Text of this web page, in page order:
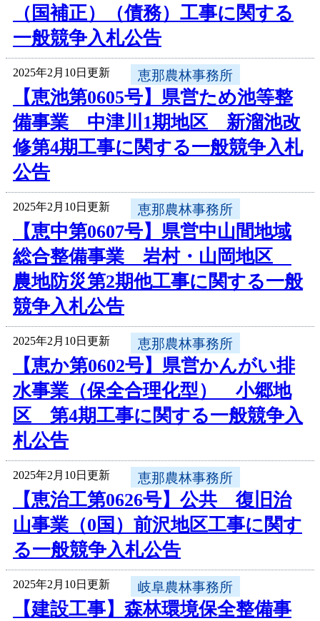
（国補正）（債務）工事に関する
一般競争入札公告
2025年2月10日更新 恵那農林事務所
【恵池第0605号】県営ため池等整
備事業 中津川1期地区 新溜池改
修第4期工事に関する一般競争入札
公告
2025年2月10日更新 恵那農林事務所
【恵中第0607号】県営中山間地域
総合整備事業 岩村・山岡地区
農地防災第2期他工事に関する一般
競争入札公告
2025年2月10日更新 恵那農林事務所
【恵か第0602号】県営かんがい排
水事業（保全合理化型） 小郷地
区 第4期工事に関する一般競争入
札公告
2025年2月10日更新 恵那農林事務所
【恵治工第0626号】公共 復旧治
山事業（0国）前沢地区工事に関す
る一般競争入札公告
2025年2月10日更新 岐阜農林事務所
【建設工事】森林環境保全整備事